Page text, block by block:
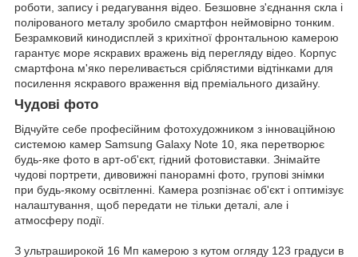
роботи, запису і редагування відео. Безшовне з'єднання скла і
полірованого металу зробило смартфон неймовірно тонким.
Безрамковий кинодисплей з крихітної фронтальною камерою
гарантує море яскравих вражень від перегляду відео. Корпус
смартфона м'яко переливається сріблястими відтінками для
посилення яскравого враження від преміального дизайну.
Чудові фото
Відчуйте себе професійним фотохудожником з інноваційною
системою камер Samsung Galaxy Note 10, яка перетворює
будь-яке фото в арт-об'єкт, гідний фотовиставки. Знімайте
чудові портрети, дивовижні панорамні фото, групові знімки
при будь-якому освітленні. Камера розпізнає об'єкт і оптимізує
налаштування, щоб передати не тільки деталі, але і
атмосферу події.
З ультраширокой 16 Мп камерою з кутом огляду 123 градуси в